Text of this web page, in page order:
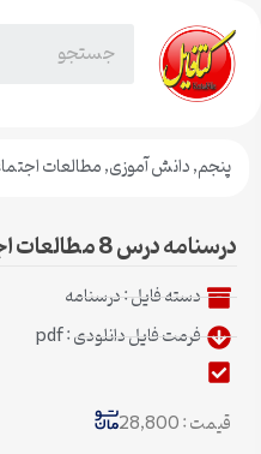
پنجم,دانش آموزی,مطالعات
درسنامه درس 8 مطالعات اجتماعی پنجم ابتدایی
دسته فایل :درسنامه
فرمت فایل دانلودی : pdf
قیمت : 28,800